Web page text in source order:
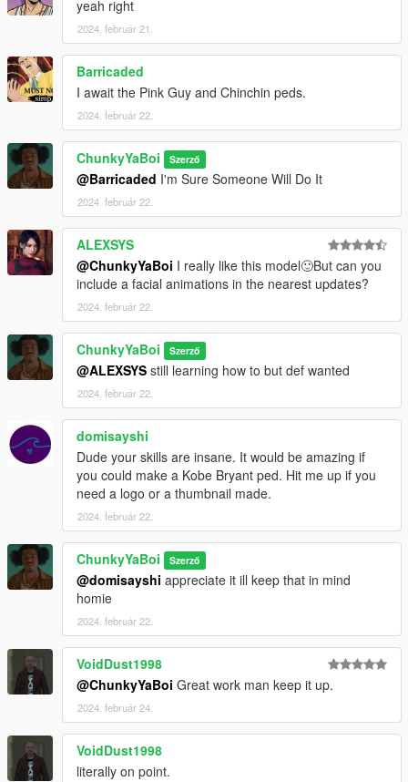
yeah right
2024. február 21.
Barricaded
I await the Pink Guy and Chinchin peds.
2024. február 22.
ChunkyYaBoi Szerző
@Barricaded I'm Sure Someone Will Do It
2024. február 22.
ALEXSYS
@ChunkyYaBoi I really like this model🙂But can you
include a facial animations in the nearest updates?
2024. február 22.
ChunkyYaBoi Szerző
@ALEXSYS still learning how to but def wanted
2024. február 22.
domisayshi
Dude your skills are insane. It would be amazing if
you could make a Kobe Bryant ped. Hit me up if you
need a logo or a thumbnail made.
2024. február 22.
ChunkyYaBoi Szerző
@domisayshi appreciate it ill keep that in mind
homie
2024. február 22.
VoidDust1998
@ChunkyYaBoi Great work man keep it up.
2024. február 24.
VoidDust1998
literally on point.